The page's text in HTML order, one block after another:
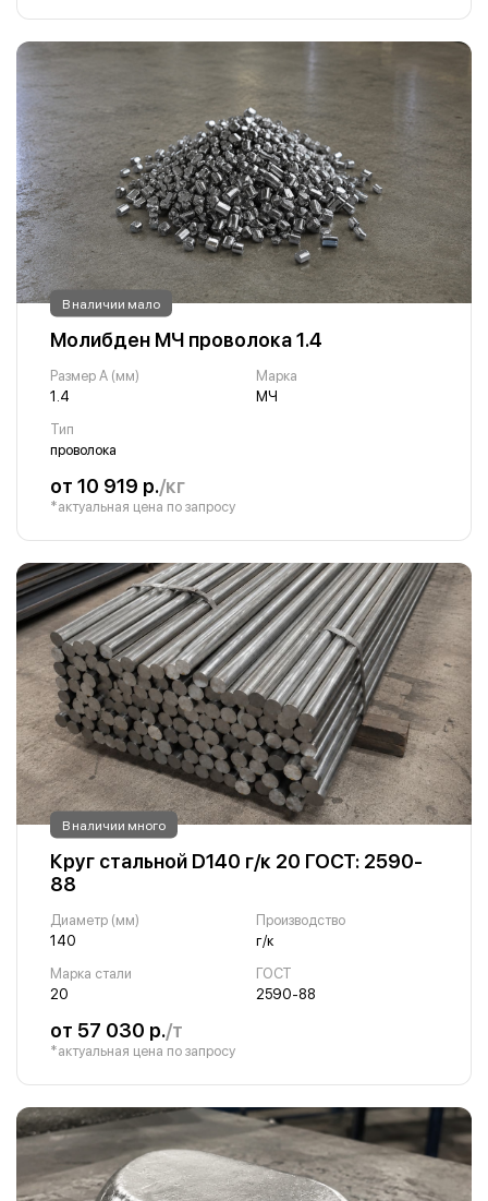
В наличии мало
Молибден МЧ проволока 1.4
Размер A (мм)
1.4
Марка
МЧ
Тип
проволока
от 10 919 р./кг
*актуальная цена по запросу
В наличии много
Круг стальной D140 г/к 20 ГОСТ: 2590-
88
Диаметр (мм)
140
Производство
г/к
Марка стали
20
ГОСТ
2590-88
от 57 030 р./т
*актуальная цена по запросу